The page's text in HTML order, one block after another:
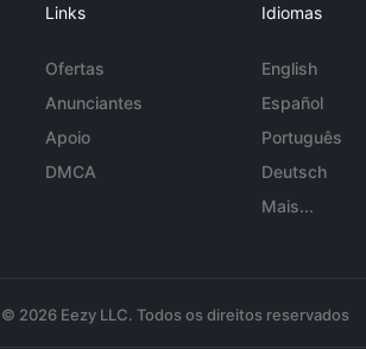
Links
Ofertas
Anunciantes
Apoio
DMCA
Idiomas
English
Español
Português
Deutsch
Mais...
© 2026 Eezy LLC. Todos os direitos reservados